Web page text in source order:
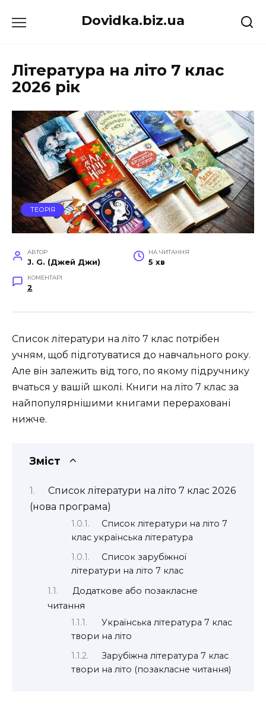
до
Dovidka.biz.ua
Література на літо 7 клас
2026 рік
ТЕОРІЯ
АВТОР
J. G. (Джей Джи)
НА ЧИТАННЯ
5 хв
КОМЕНТАРІ
2
Список літератури на літо 7 клас потрібен
учням, щоб підготуватися до навчального року.
Але він залежить від того, по якому підручнику
вчаться у вашій школі. Книги на літо 7 клас за
найпопулярнішими книгами перераховані
нижче.
Зміст
Список літератури на літо 7 клас 2026
(нова програма)
Список літератури на літо 7
клас українська література
Список зарубіжної
літератури на літо 7 клас
Додаткове або позакласне
читання
Українська література 7 клас
твори на літо
Зарубіжна література 7 клас
твори на літо (позакласне читання)